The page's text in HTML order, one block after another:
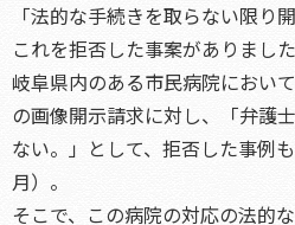
「法的な手続きを取らない限り
これを拒否した事案がありました
岐阜県内のある市民病院におい
の画像開示請求に対し、「弁護
ない。」として、拒否した事例
月）。
そこで、この病院の対応の法的